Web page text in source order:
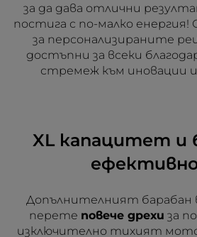
за да дава отлични
постига с по-малко
за персонализираните
достъпни за всеки
стремеж към иновации
XL капацитет и
Допълнителният барабан
перете повече дрехи за
изключително тихият